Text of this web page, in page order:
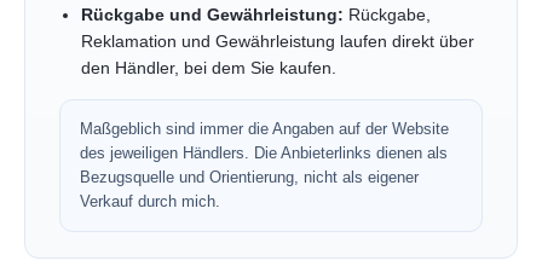
Rückgabe und Gewährleistung: Rückgabe,
Reklamation und Gewährleistung laufen direkt über
den Händler, bei dem Sie kaufen.
Maßgeblich sind immer die Angaben auf der Website
des jeweiligen Händlers. Die Anbieterlinks dienen als
Bezugsquelle und Orientierung, nicht als eigener
Verkauf durch mich.